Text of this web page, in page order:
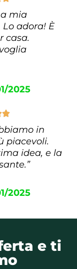
mia
adora! È
casa.
2025

in
piacevoli.
idea, e la
2025
e ti